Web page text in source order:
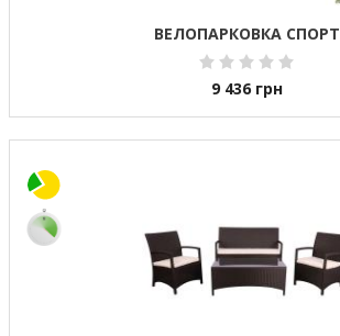
ВЕЛОПАРКОВКА СПОРТ
9 436 грн